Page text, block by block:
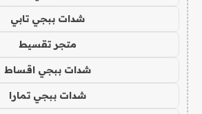
شدات ببجي تابي
متجر تقسيط
شدات ببجي اقساط
شدات ببجي تمارا